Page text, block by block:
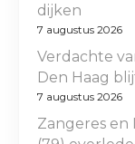
dijken
7 augustus 2026
Verdachte
Den Haag
7 augustus 2026
Zangeres en